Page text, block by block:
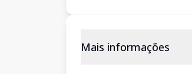
Mais informações